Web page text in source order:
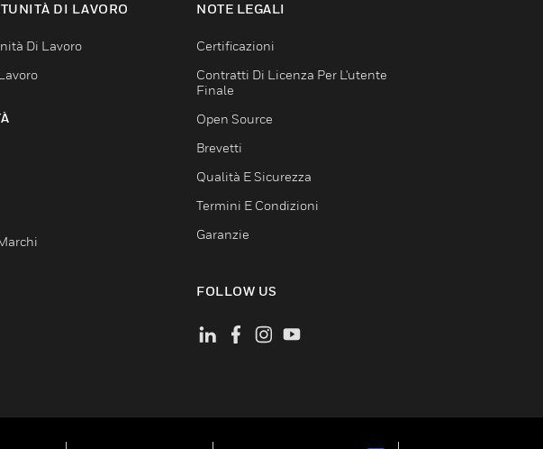
DI LAVORO
Di Lavoro
NOTE LEGALI
Certificazioni
Contratti Di Licenza Per L'utente
Finale
Open Source
Brevetti
Qualità E Sicurezza
Termini E Condizioni
Garanzie
FOLLOW US